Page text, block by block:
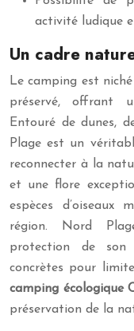
activité ludique
Un cadre
Le camping est
préservé, offrant
Entouré de dunes,
Plage est un
reconnecter à la
et une flore
espèces
région. Nord
protection de son
concrètes pour
camping écologique
préservation de la